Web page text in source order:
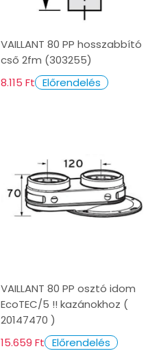
VAILLANT 80 PP hosszabbító
cső 2fm (303255)
8.115 Ft Előrendelés
VAILLANT 80 PP osztó idom
EcoTEC/5 !! kazánokhoz (
20147470 )
15.659 Ft Előrendelés